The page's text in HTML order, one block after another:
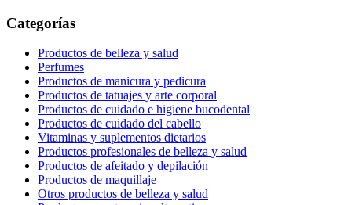
Categorías
Productos de belleza y salud
Perfumes
Productos de manicura y pedicura
Productos de tatuajes y arte corporal
Productos de cuidado e higiene bucodental
Productos de cuidado del cabello
Vitaminas y suplementos dietarios
Productos profesionales de belleza y salud
Productos de afeitado y depilación
Productos de maquillaje
Otros productos de belleza y salud